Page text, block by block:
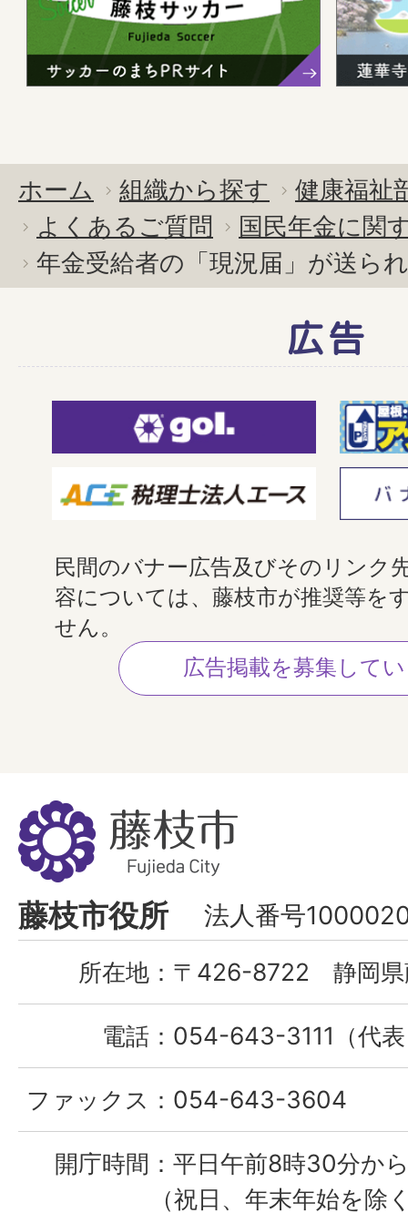
ホーム 組織から探す
健康福祉
よくあるご質問
国民年金に関
年金受給者の「現況届」が送ら
広告
民間のバナー広告及びそのリンク
容については、藤枝市が推奨等を
せん。
広告掲載を募集して
藤
枝
市
Fujieda
City
藤枝市役所 法人番号
所在地： 〒426-8722 静岡県
電話： 054-643-3111（代
ファックス： 054-643-3604
開庁時間： 平日午前8時30分か
（祝日、年末年始を除